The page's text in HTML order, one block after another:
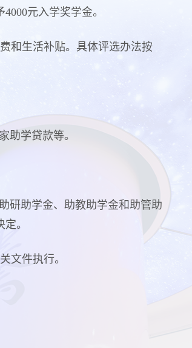
元入学奖学金。
和生活补贴。具体评选办法按
助学贷款等。
研助学金、助教助学金和助管助
。
文件执行。